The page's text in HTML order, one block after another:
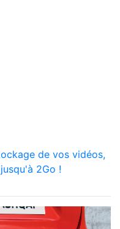
de vos vidéos,
2Go !